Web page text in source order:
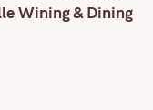
Wining & Dining